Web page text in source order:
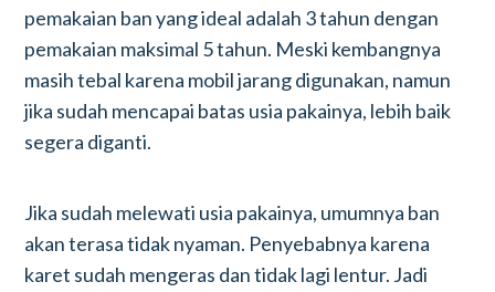
pemakaian ban yang ideal adalah 3 tahun dengan
pemakaian maksimal 5 tahun. Meski kembangnya
masih tebal karena mobil jarang digunakan, namun
jika sudah mencapai batas usia pakainya, lebih baik
segera diganti.
Jika sudah melewati usia pakainya, umumnya ban
akan terasa tidak nyaman. Penyebabnya karena
karet sudah mengeras dan tidak lagi lentur. Jadi